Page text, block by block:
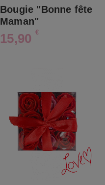
Bougie "Bonne fête
Maman"
15,90 €